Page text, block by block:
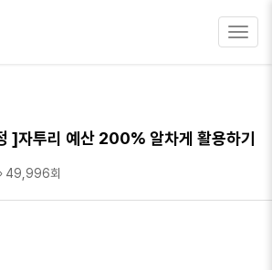
]자투리 예산 200% 알차게 활용하기
49,996회